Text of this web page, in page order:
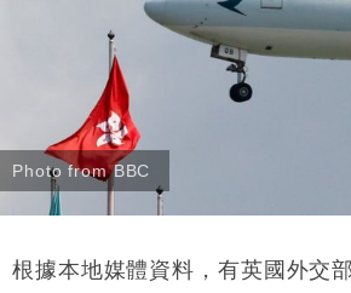
Photo from BBC
根據本地媒體資料，有英國外交